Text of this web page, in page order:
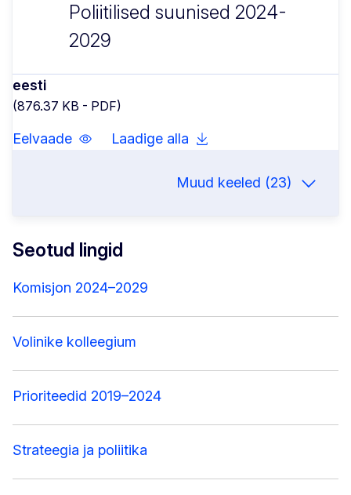
Poliitilised suunised 2024-
2029
eesti
(876.37 KB - PDF)
Eelvaade Laadige alla
Muud keeled (23)
Seotud lingid
Komisjon 2024–2029
Volinike kolleegium
Prioriteedid 2019–2024
Strateegia ja poliitika